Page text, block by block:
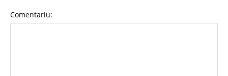
Comentariu: